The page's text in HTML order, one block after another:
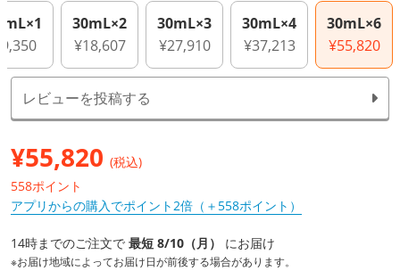
30mL×2
¥18,607
30mL×3
¥27,910
30mL×4
¥37,213
30mL×6
¥55,820
レビューを投稿する
¥55,820 (税込)
558ポイント
アプリからの購入でポイント2倍（＋558ポイント）
14時までのご注文で 最短 8/10（月） にお届け
※お届け地域によってお届け日が前後する場合があります。